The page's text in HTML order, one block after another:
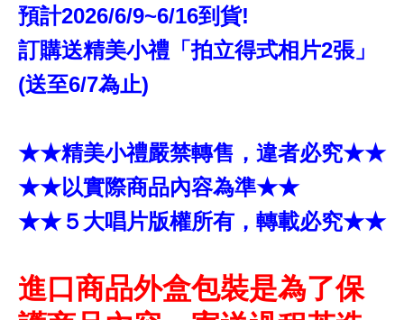
預計2026/6/9~6/16到貨!
訂購送精美小禮「拍立得式相片2張」
(送至6/7為止)
★★精美小禮嚴禁轉售，違者必究★★
★★以實際商品內容為準★★
★★５大唱片版權所有，轉載必究★★
進口商品外盒包裝是為了保